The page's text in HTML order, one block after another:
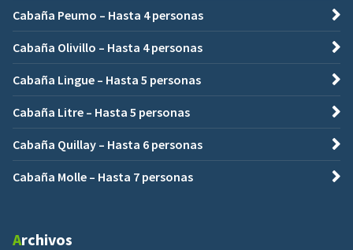
Cabaña Peumo – Hasta 4 personas
Cabaña Olivillo – Hasta 4 personas
Cabaña Lingue – Hasta 5 personas
Cabaña Litre – Hasta 5 personas
Cabaña Quillay – Hasta 6 personas
Cabaña Molle – Hasta 7 personas
Archivos